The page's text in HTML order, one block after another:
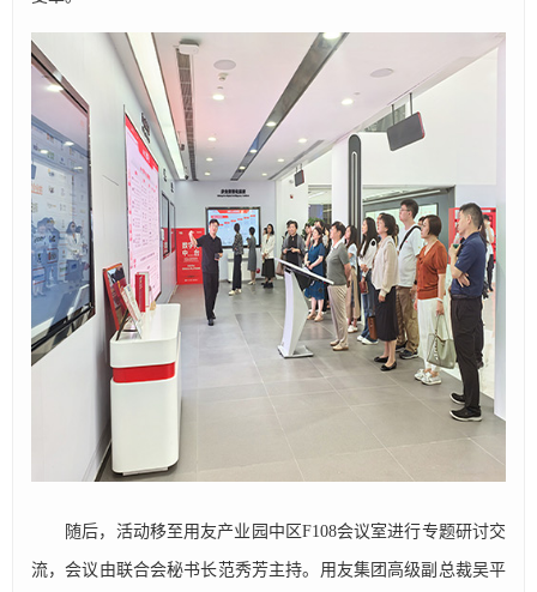
随后，活动移至用友产业园中区F108会议室进行专题研讨交
流，会议由联合会秘书长范秀芳主持。用友集团高级副总裁吴平